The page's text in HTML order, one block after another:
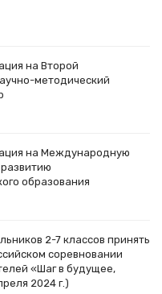
на Второй
методический
на Международную
образования
2-7 классов принять
соревновании
«Шаг в будущее,
2024 г.)